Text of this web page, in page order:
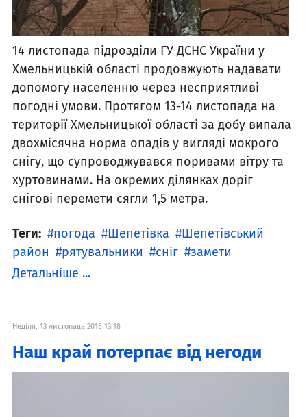
14 листопада підрозділи ГУ ДСНС України у
Хмельницькій області продовжують надавати
допомогу населенню через несприятливі
погодні умови. Протягом 13-14 листопада на
території Хмельницької області за добу випала
двохмісячна норма опадів у вигляді мокрого
снігу, що супроводжувався поривами вітру та
хуртовинами. На окремих ділянках доріг
снігові перемети сягли 1,5 метра.
Теги: погода Шепетівка
Шепетівський
район
рятувальники сніг
замети
Детальніше ...
Неділя, 13 листопада 2016 13:18
Наш край потерпає від негоди